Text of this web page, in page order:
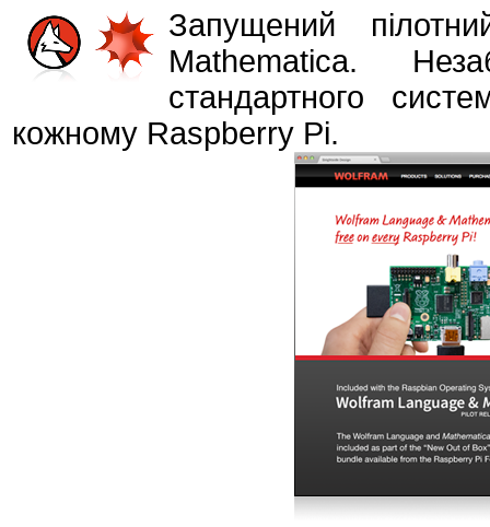
Запущений
Mathematica.
стандартного
кожному Raspberry Pi.